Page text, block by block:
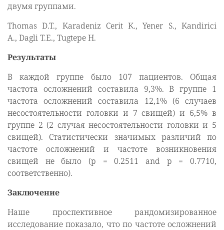
двумя группами.
Thomas D.T., Karadeniz Cerit K., Yener S., Kandirici
A., Dagli T.E., Tugtepe H.
Результаты
В каждой группе было 107 пациентов. Общая
частота осложнений составила 9,3%. В группе 1
частота осложнений составила 12,1% (6 случаев
несостоятельности головки и 7 свищей) и 6,5% в
группе 2 (2 случая несостоятельности головки и 5
свищей). Статистически значимых различий по
частоте осложнений и частоте возникновения
свищей не было (p = 0.2511 and p = 0.7710,
соответственно).
Заключение
Наше проспективное рандомизированное
исследование показало, что по частоте осложнений